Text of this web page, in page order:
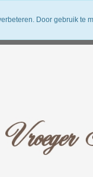
Verzendkosten
Door gebruik te